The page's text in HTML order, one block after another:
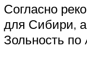
Согласно
для Сибири, а
Зольность по